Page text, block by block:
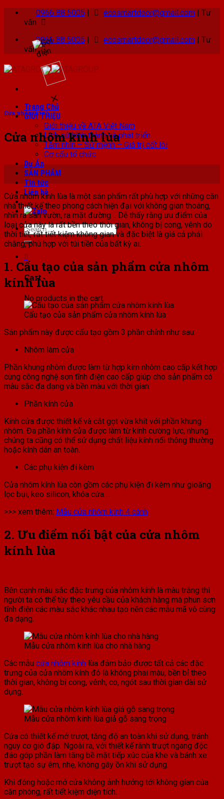
Skip
0966 88 5005 | ecosmartdoor@gmail.com | Tư
vấn
0966 88 5005 | ecosmartdoor@gmail.com | Tư
vấn
Trang Chủ
GIỚI THIỆU
Giới thiệu về ATA Việt Nam
Lịch sử hình thành và phát triển
Tầm nhìn – Sứ mệnh – Giá trị cốt lõi
Cơ cấu tổ chức
Dự Án
SẢN PHẨM
Tin tức
Liên hệ
Search
for:
0
Cart
No products in the cart.
Cửa nhôm kính
Cửa nhôm kính lùa
Cửa nhôm kính lùa là một sản phẩm rất phù hợp với những căn
nhà thiết kế theo phong cách hiện đại với không gian thoáng,
nhìn ra sân vườn, ra mặt đường… Dễ thấy rằng ưu điểm của
loại cửa này là rất bền theo thời gian, không bị cong, vênh do
thời tiết, rất tiết kiệm không gian và đặc biệt là giá cả phải
chăng, phù hợp với túi tiền của bất kỳ ai.
1. Cấu tạo của sản phẩm cửa nhôm
kính lùa
Cấu tạo của sản phẩm cửa nhôm kính lùa
Sản phẩm này được cấu tạo gồm 3 phần chính như sau:
Nhôm làm cửa
Phần khung nhôm được làm từ hợp kim nhôm cao cấp kết hợp
cùng công nghệ sơn tĩnh điện cao cấp giúp cho sản phẩm có
màu sắc đa dạng và bền màu với thời gian.
Phần kính cửa
Kính cửa được thiết kế và cắt gọt vừa khít với phần khung
nhôm. Đa phần kính cửa được làm từ kính cường lực, nhưng
chúng ta cũng có thể sử dụng chất liệu kính nổi thông thường
hoặc kính dán an toàn.
Các phụ kiện đi kèm
Cửa nhôm kính lùa còn gồm các phụ kiện đi kèm như gioăng
lọc bụi, keo silicon, khóa cửa….
>>> xem thêm: Mẫu cửa nhôm kính 4 cánh
2. Ưu điểm nổi bật của cửa nhôm
kính lùa
Bên cạnh màu sắc đặc trưng của nhôm kính là màu trắng thì
người ta có thể tùy theo yêu cầu của khách hàng mà phun sơn
tĩnh điện các màu sắc khác nhau tạo nên các mẫu mã vô cùng
đa dạng.
Mẫu cửa nhôm kính lùa cho nhà hàng
Các mẫu cửa nhôm kính lùa đảm bảo được tất cả các đặc
trưng của cửa nhôm kính đó là không phai màu, bền bỉ theo
thời gian, không bị cong, vênh, co, ngót sau thời gian dài sử
dụng.
Mẫu cửa nhôm kính lùa giả gỗ sang trọng
Cửa có thiết kế mở trượt, tăng độ an toàn khi sử dụng, tránh
nguy cơ gió đập. Ngoài ra, với thiết kế rãnh trượt ngang độc
đáo góp phần làm tăng bề mặt tiếp xúc của khe và bánh xe
trượt tạo sự êm, nhẹ, không gây ồn khi sử dụng.
Khi đóng hoặc mở cửa không ảnh hưởng tới không gian của
căn phòng, rất tiết kiệm diện tích.